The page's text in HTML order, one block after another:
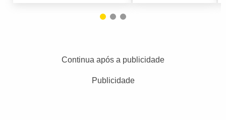
Continua após a publicidade
Publicidade